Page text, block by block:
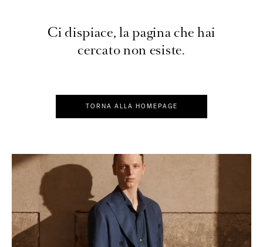
Ci dispiace, la pagina che hai
cercato non esiste.
TORNA ALLA HOMEPAGE